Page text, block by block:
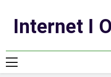
contentInternet I